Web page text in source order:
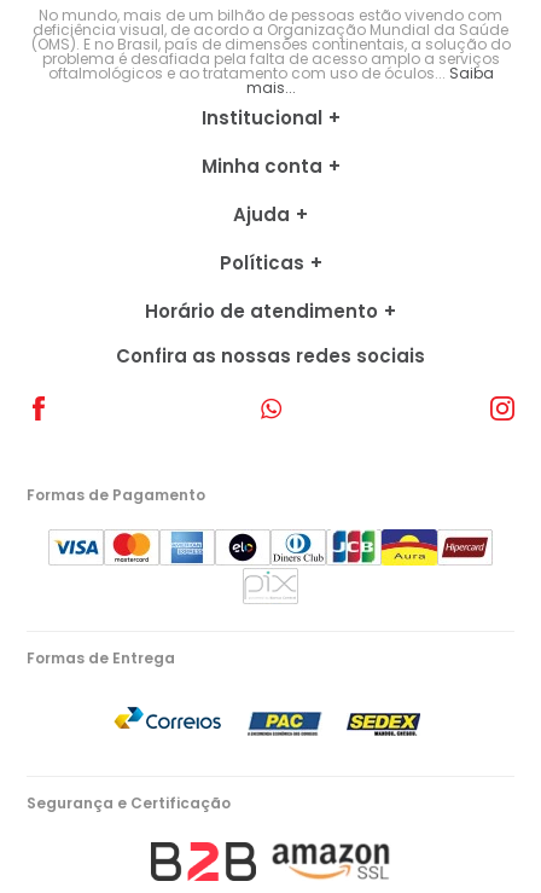
No mundo, mais de um bilhão de pessoas estão vivendo com
deficiência visual, de acordo a Organização Mundial da Saúde
(OMS). E no Brasil, país de dimensões continentais, a solução do
problema é desafiada pela falta de acesso amplo a serviços
oftalmológicos e ao tratamento com uso de óculos... Saiba
mais...
Institucional
Minha conta
Ajuda
Políticas
Horário de atendimento
Confira as nossas redes sociais
Formas de Pagamento
Formas de Entrega
Segurança e Certificação